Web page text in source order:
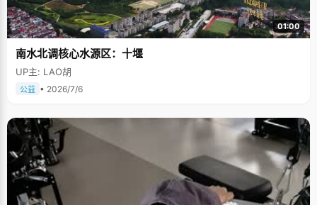
01:00
南水北调核心水源区：十堰
UP主: LAO胡
公益 • 2026/7/6